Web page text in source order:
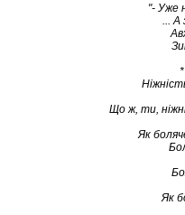
"- Уже
... А
Що ж, ти,
Як
Як